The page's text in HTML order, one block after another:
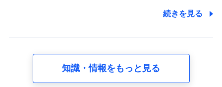
の内容、保険料、保険料のお支払方法、車のメーカーや
走行距離などの情報、建物の構造や築年数などの情報、
続きを見る
知識・情報をもっと見る